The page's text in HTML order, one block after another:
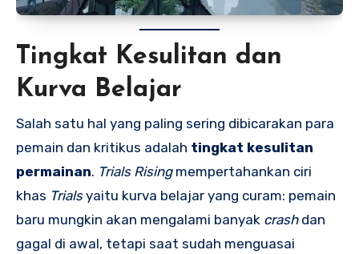
Tingkat Kesulitan dan
Kurva Belajar
Salah satu hal yang paling sering dibicarakan para
pemain dan kritikus adalah tingkat kesulitan
permainan. Trials Risingmempertahankan ciri
khas Trialsyaitu kurva belajar yang curam: pemain
baru mungkin akan mengalami banyak crashdan
gagal di awal, tetapi saat sudah menguasai